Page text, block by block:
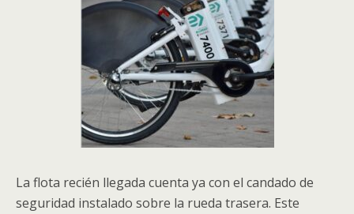
La flota recién llegada cuenta ya con el candado de
seguridad instalado sobre la rueda trasera. Este